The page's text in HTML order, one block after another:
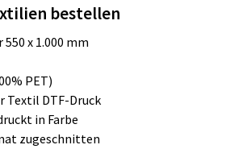
bestellen
550 x 1.000 mm
PET)
Textil DTF-Druck
in Farbe
zugeschnitten